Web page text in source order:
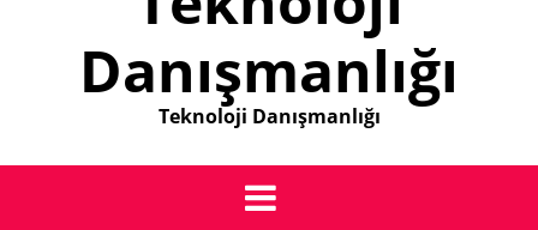
Danışmanlığı
Teknoloji Danışmanlığı